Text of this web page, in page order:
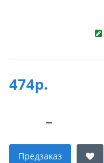
474р.
Предзаказ